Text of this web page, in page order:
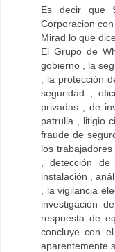
Es decir que
Corporacion con
Mirad lo que
El Grupo de
gobierno , la
, la protección
seguridad ,
privadas , de
patrulla , litigio
fraude de
los
, detección
instalación ,
, la vigilancia
investigación
respuesta de
concluye con
aparentemente